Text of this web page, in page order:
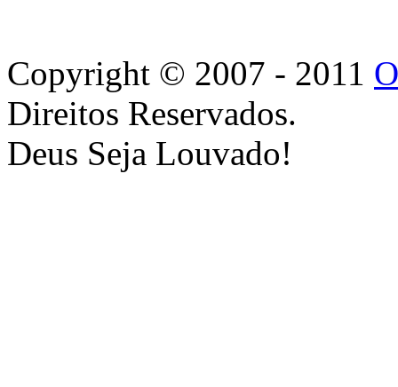
Copyright © 2007 - 2011
Direitos Reservados.
Deus Seja Louvado!